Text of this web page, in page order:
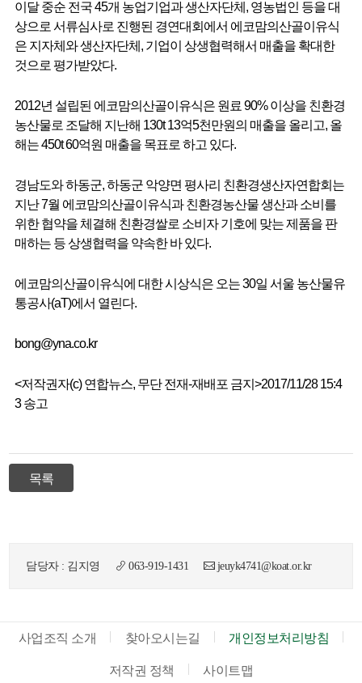
이달 중순 전국 45개 농업기업과 생산자단체, 영농법인 등을 대
상으로 서류심사로 진행된 경연대회에서 에코맘의산골이유식
은 지자체와 생산자단체, 기업이 상생협력해서 매출을 확대한
것으로 평가받았다.
2012년 설립된 에코맘의산골이유식은 원료 90% 이상을 친환경
농산물로 조달해 지난해 130t 13억5천만원의 매출을 올리고, 올
해는 450t 60억원 매출을 목표로 하고 있다.
경남도와 하동군, 하동군 악양면 평사리 친환경생산자연합회는
지난 7월 에코맘의산골이유식과 친환경농산물 생산과 소비를
위한 협약을 체결해 친환경쌀로 소비자 기호에 맞는 제품을 판
매하는 등 상생협력을 약속한 바 있다.
에코맘의산골이유식에 대한 시상식은 오는 30일 서울 농산물유
통공사(aT)에서 열린다.
bong@yna.co.kr
<저작권자(c) 연합뉴스, 무단 전재-재배포 금지>2017/11/28 15:4
3 송고
목록
담당자 : 김지영 063-919-1431 jeuyk4741@koat.or.kr
사업조직 소개 찾아오시는길 개인정보처리방침
저작권 정책 사이트맵